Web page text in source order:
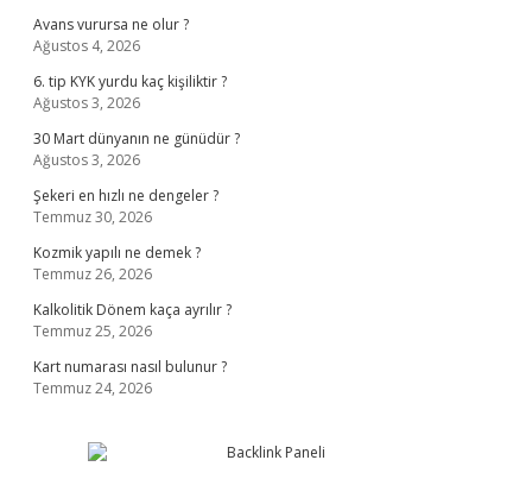
Avans vurursa ne olur ?
Ağustos 4, 2026
6. tip KYK yurdu kaç kişiliktir ?
Ağustos 3, 2026
30 Mart dünyanın ne günüdür ?
Ağustos 3, 2026
Şekeri en hızlı ne dengeler ?
Temmuz 30, 2026
Kozmik yapılı ne demek ?
Temmuz 26, 2026
Kalkolitik Dönem kaça ayrılır ?
Temmuz 25, 2026
Kart numarası nasıl bulunur ?
Temmuz 24, 2026